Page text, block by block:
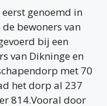
genoemd in
bewoners van
bij een
van Dikninge en
met 70
het dorp al 237
814.Vooral door